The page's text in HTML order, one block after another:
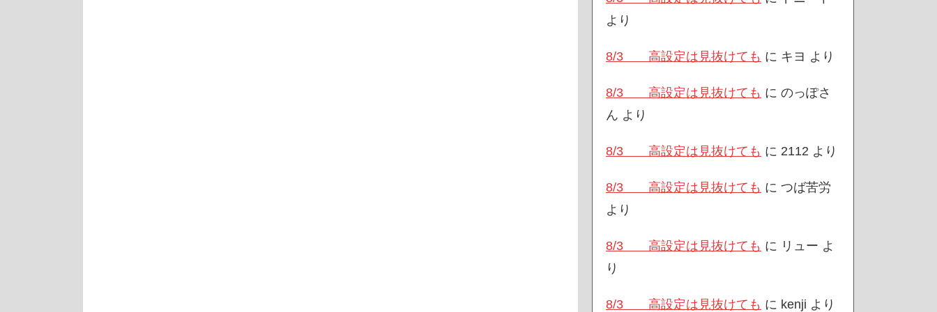
より
8/3 高設定は見抜けても に キヨ より
8/3 高設定は見抜けても に のっぽさ
ん より
8/3 高設定は見抜けても に 2112 より
8/3 高設定は見抜けても に つば苦労
より
8/3 高設定は見抜けても に リュー よ
り
8/3 高設定は見抜けても に kenji より